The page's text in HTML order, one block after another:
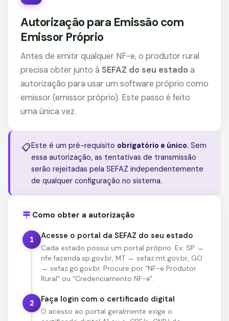
Autorização para Emissão com
Emissor Próprio
Antes de emitir qualquer NF-e, o produtor rural
precisa obter junto à SEFAZ do seu estadoa
autorização para usar um software próprio como
emissor (emissor próprio). Este passo é feito
uma única vez.
📋Este é um pré-requisito obrigatório e único. Sem
essa autorização, as tentativas de transmissão
serão rejeitadas pela SEFAZ independentemente
de qualquer configuração no sistema.
Como obter a autorização
1 Acesse o portal da SEFAZ do seu estado
Cada estado possui um portal próprio. Ex: SP →
nfe.fazenda.sp.gov.br, MT → sefaz.mt.gov.br, GO
→ sefaz.go.gov.br. Procure por "NF-e Produtor
Rural" ou "Credenciamento NF-e".
2 Faça login com o certificado digital
O acesso ao portal geralmente exige o